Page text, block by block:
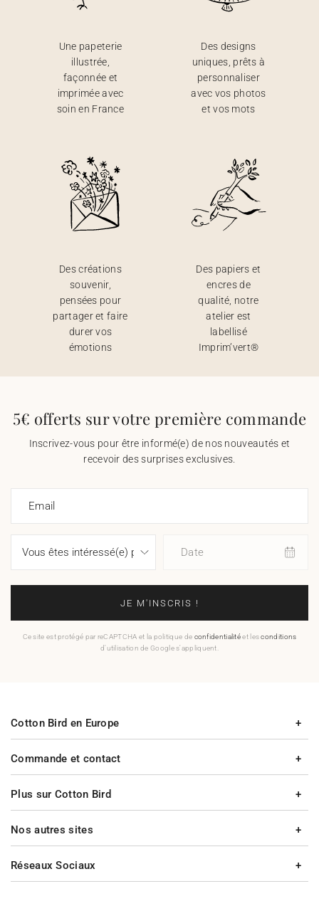
Une papeterie
illustrée,
façonnée et
imprimée avec
soin en France
Des designs
uniques, prêts à
personnaliser
avec vos photos
et vos mots
Des créations
souvenir,
pensées pour
partager et faire
durer vos
émotions
Des papiers et
encres de
qualité, notre
atelier est
labellisé
Imprim’vert®
5€ offerts sur votre première commande
Inscrivez-vous pour être informé(e) de nos nouveautés et
recevoir des surprises exclusives.
Email
Date
JE M'INSCRIS !
Ce site est protégé par reCAPTCHA et la politique de confidentialitéet lesconditions
d'utilisation de Google s'appliquent.
Commande et contact
Plus sur Cotton Bird
Cotton Bird en Europe
Nos autres sites
Réseaux Sociaux